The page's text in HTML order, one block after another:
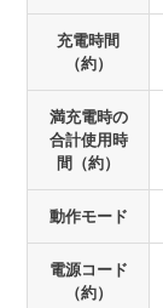
充電時間
（約）
満充電時の
合計使用時
間（約）
動作モード
電源コード
（約）